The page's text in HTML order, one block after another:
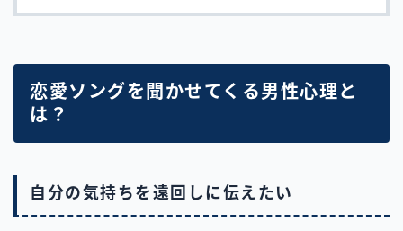
恋愛ソングを聞かせてくる男性心理と
は？
自分の気持ちを遠回しに伝えたい